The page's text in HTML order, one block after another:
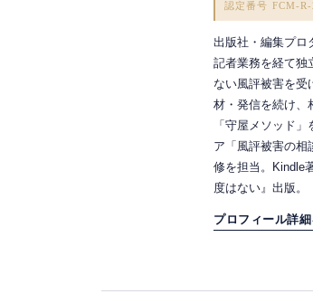
認定番号 FCM-
出版社・編集プロ
記者業務を経て独
ない風評被害を受
材・発信を続け、
「守屋メソッド
ア「風評被害の相
修を担当。Kindle
度はない』出版。
プロフィール詳